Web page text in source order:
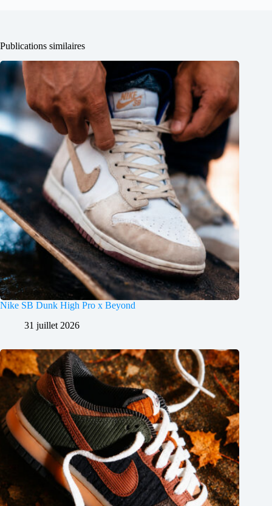
Publications similaires
Nike SB Dunk High Pro x Beyond
31 juillet 2026